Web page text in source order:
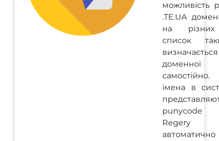
можливість
.TE.UA
на
список
доменної
імена в
punycode
Regery
автоматично